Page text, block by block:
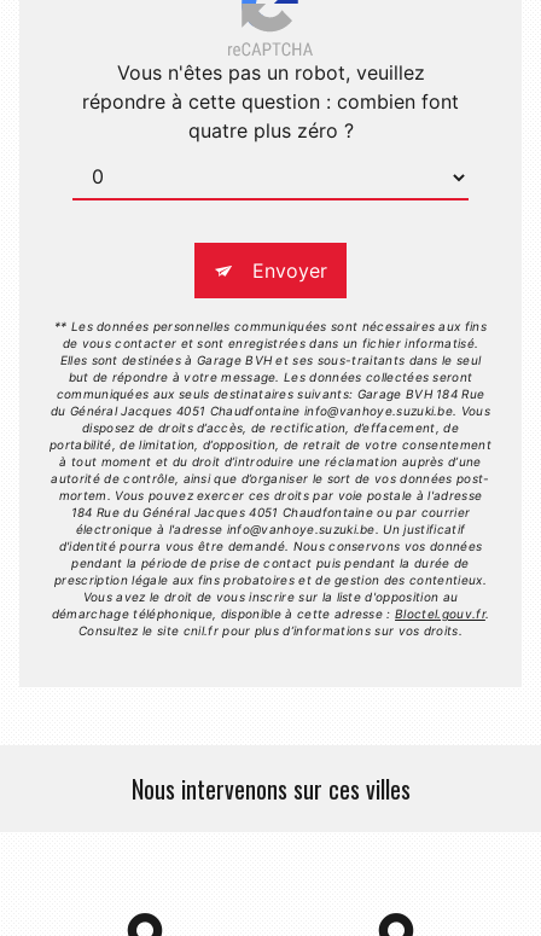
Vous n'êtes pas un robot, veuillez
répondre à cette question : combien font
quatre plus zéro ?
Envoyer
** Les données personnelles communiquées sont nécessaires aux fins
de vous contacter et sont enregistrées dans un fichier informatisé.
Elles sont destinées à Garage BVH et ses sous-traitants dans le seul
but de répondre à votre message. Les données collectées seront
communiquées aux seuls destinataires suivants: Garage BVH 184 Rue
du Général Jacques 4051 Chaudfontaine info@vanhoye.suzuki.be. Vous
disposez de droits d’accès, de rectification, d’effacement, de
portabilité, de limitation, d’opposition, de retrait de votre consentement
à tout moment et du droit d’introduire une réclamation auprès d’une
autorité de contrôle, ainsi que d’organiser le sort de vos données post-
mortem. Vous pouvez exercer ces droits par voie postale à l'adresse
184 Rue du Général Jacques 4051 Chaudfontaine ou par courrier
électronique à l'adresse info@vanhoye.suzuki.be. Un justificatif
d'identité pourra vous être demandé. Nous conservons vos données
pendant la période de prise de contact puis pendant la durée de
prescription légale aux fins probatoires et de gestion des contentieux.
Vous avez le droit de vous inscrire sur la liste d'opposition au
démarchage téléphonique, disponible à cette adresse :Bloctel.gouv.fr.
Consultez le site cnil.fr pour plus d’informations sur vos droits.
Nous intervenons sur ces villes